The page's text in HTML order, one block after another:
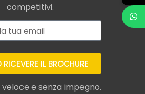
noleggiati a
con gru e ribaltabile
ai più moderni standard di
telescopiche. In questo
competitivi.
IL BROCHURE
e senza impegno.